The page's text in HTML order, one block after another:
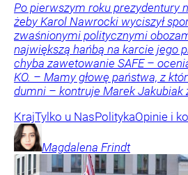
Po pierwszym roku prezydentury
żeby Karol Nawrocki wyciszył
zwaśnionymi politycznymi
największą hańbą na karcie jego
chyba zawetowanie SAFE –
KO. – Mamy głowę państwa, z
dumni – kontruje Marek Jakubiak
KrajTylko u NasPolitykaOpinie i
Magdalena Frindt